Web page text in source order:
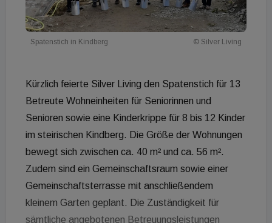
Spatenstich in Kindberg © Silver Living
Kürzlich feierte Silver Living den Spatenstich für 13
Betreute Wohneinheiten für Seniorinnen und
Senioren sowie eine Kinderkrippe für 8 bis 12 Kinder
im steirischen Kindberg. Die Größe der Wohnungen
bewegt sich zwischen ca. 40 m² und ca. 56 m².
Zudem sind ein Gemeinschaftsraum sowie einer
Gemeinschaftsterrasse mit anschließendem
kleinem Garten geplant. Die Zuständigkeit für
sämtliche angebotenen Betreuungsleistungen